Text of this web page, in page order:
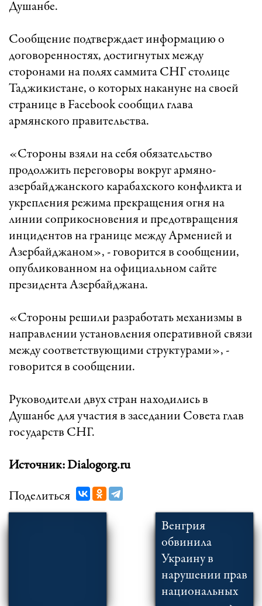
Душанбе.
Сообщение подтверждает информацию о
договоренностях, достигнутых между
сторонами на полях саммита СНГ столице
Таджикистане, о которых накануне на своей
странице в Facebook сообщил глава
армянского правительства.
«Стороны взяли на себя обязательство
продолжить переговоры вокруг армяно-
азербайджанского карабахского конфликта и
укрепления режима прекращения огня на
линии соприкосновения и предотвращения
инцидентов на границе между Арменией и
Азербайджаном», - говорится в сообщении,
опубликованном на официальном сайте
президента Азербайджана.
«Стороны решили разработать механизмы в
направлении установления оперативной связи
между соответствующими структурами», -
говорится в сообщении.
Руководители двух стран находились в
Душанбе для участия в заседании Совета глав
государств СНГ.
Источник: Dialogorg.ru
Поделиться
Венгрия
обвинила
Украину в
нарушении прав
национальных